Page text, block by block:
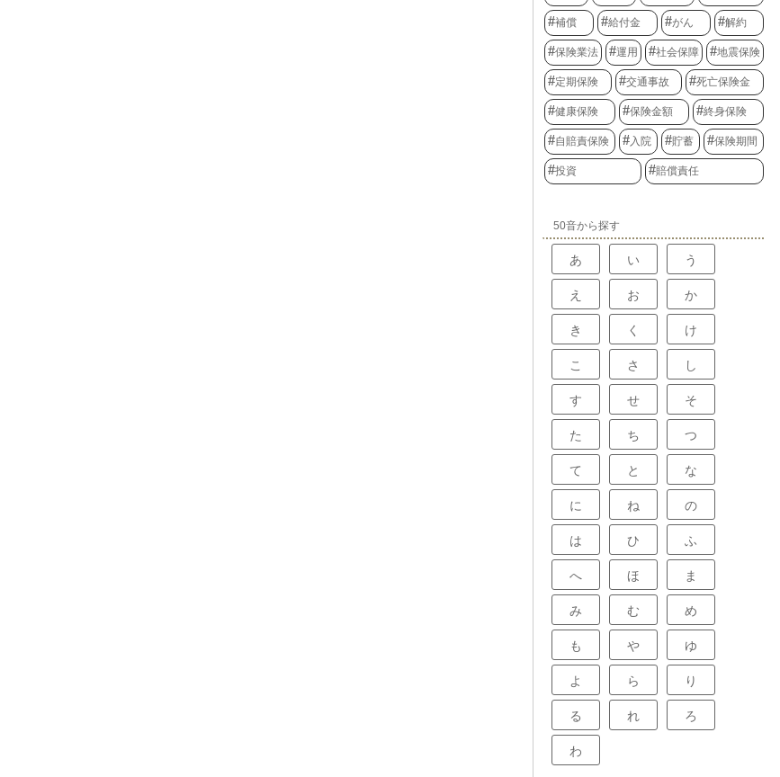
補償 給付金 がん 解約
保険業法 運用 社会保障 地震保険
定期保険 交通事故 死亡保険金
健康保険 保険金額 終身保険
自賠責保険 入院 貯蓄 保険期間
投資 賠償責任
50音から探す
あ い う
え お か
き く け
こ さ し
す せ そ
た ち つ
て と な
に ね の
は ひ ふ
へ ほ ま
み む め
も や ゆ
よ ら り
る れ ろ
わ